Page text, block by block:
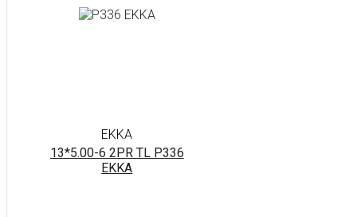
EKKA
13*5.00-6 2PR TL P336
EKKA